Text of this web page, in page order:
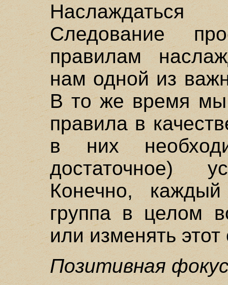
Следование
правилам
нам одной из
В то же время мы
правила в
в них
достаточное)
Конечно,
группа в целом
или изменять
Позитивная